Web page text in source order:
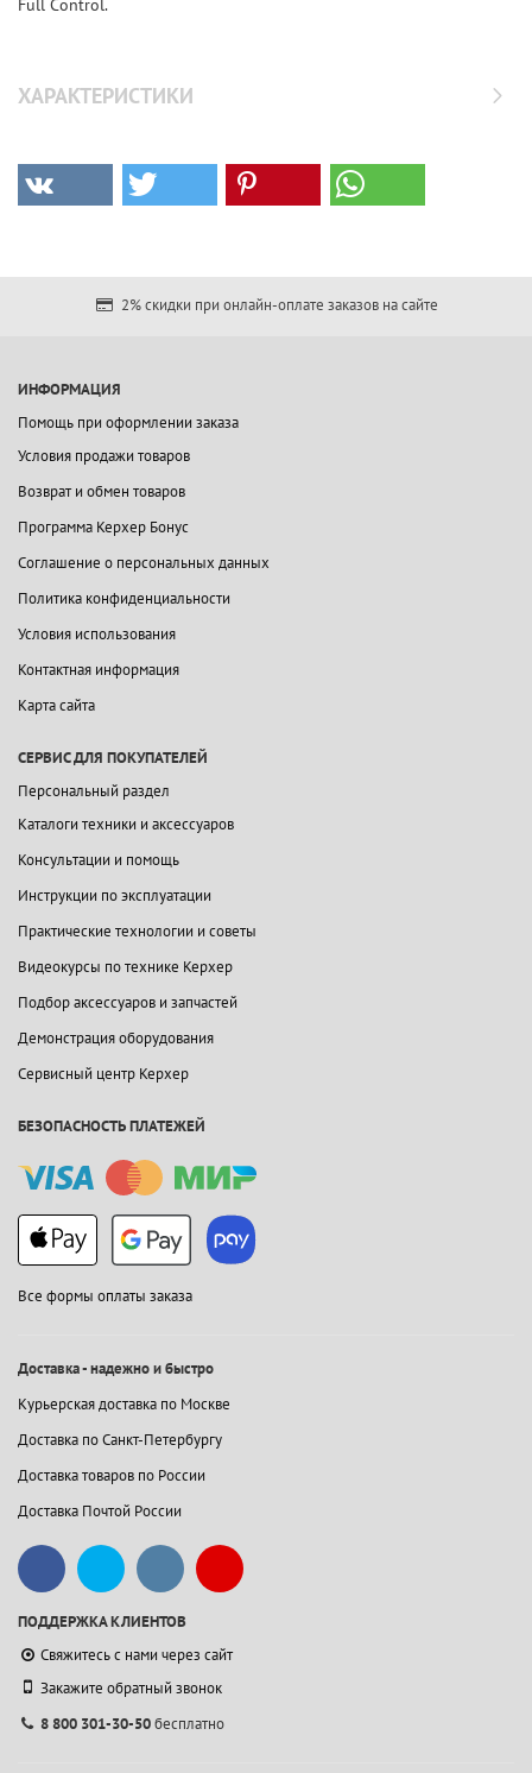
Full Control.
ХАРАКТЕРИСТИКИ
2% скидки при онлайн-оплате заказов на сайте
ИНФОРМАЦИЯ
Помощь при оформлении заказа
Условия продажи товаров
Возврат и обмен товаров
Программа Керхер Бонус
Соглашение о персональных данных
Политика конфиденциальности
Условия использования
Контактная информация
Карта сайта
СЕРВИС ДЛЯ ПОКУПАТЕЛЕЙ
Персональный раздел
Каталоги техники и аксессуаров
Консультации и помощь
Инструкции по эксплуатации
Практические технологии и советы
Видеокурсы по технике Керхер
Подбор аксессуаров и запчастей
Демонстрация оборудования
Сервисный центр Керхер
БЕЗОПАСНОСТЬ ПЛАТЕЖЕЙ
Все формы оплаты заказа
Доставка - надежно и быстро
Курьерская доставка по Москве
Доставка по Санкт-Петербургу
Доставка товаров по России
Доставка Почтой России
ПОДДЕРЖКА КЛИЕНТОВ
Свяжитесь с нами через сайт
Закажите обратный звонок
8 800 301-30-50бесплатно